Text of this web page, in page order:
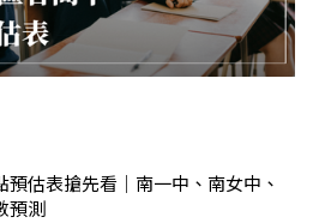
估表搶先看｜南一中、南女中、
預測